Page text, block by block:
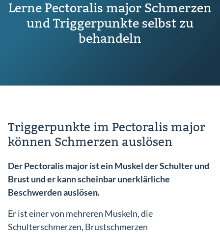
Mail
Lerne Pectoralis major Schmerzen
und Triggerpunkte selbst zu
behandeln
Triggerpunkte im Pectoralis major
können Schmerzen auslösen
Der Pectoralis major ist ein Muskel der Schulter und
Brust und er kann scheinbar unerklärliche
Beschwerden auslösen.
Er ist einer von mehreren Muskeln, die
Schulterschmerzen, Brustschmerzen